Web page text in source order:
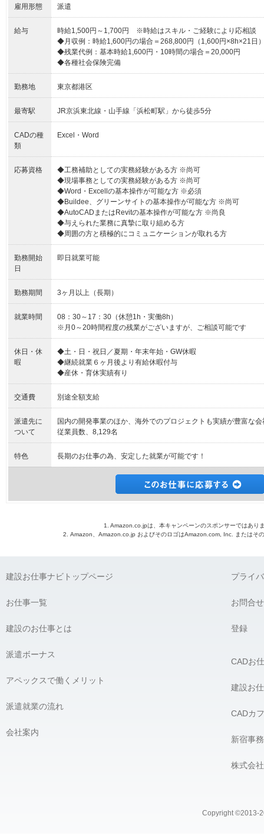
雇用形態 派遣
給与
時給1,500円～1,700円 ※時給はスキル・ご経験により応相談
◆月収例：時給1,600円の場合＝268,800円（1,600円×8h×21日
◆残業代例：基本時給1,600円・10時間の場合＝20,000円
◆各種社会保険完備
勤務地 東京都港区
最寄駅 JR京浜東北線・山手線「浜松町駅」から徒歩5分
CADの種
類
Excel・Word
応募資格
◆工務補助としての実務経験がある方 ※尚可
◆現場事務としての実務経験がある方 ※尚可
◆Word・Excellの基本操作が可能な方 ※必須
◆Buildee、グリーンサイトの基本操作が可能な方 ※尚可
◆AutoCADまたはRevitの基本操作が可能な方 ※尚良
◆与えられた業務に真摯に取り組める方
◆周囲の方と積極的にコミュニケーションが取れる方
勤務開始
日
即日就業可能
勤務期間 3ヶ月以上（長期）
就業時間
08：30～17：30（休憩1h・実働8h）
※月0～20時間程度の残業がございますが、ご相談可能です
休日・休
暇
◆土・日・祝日／夏期・年末年始・GW休暇
◆継続就業６ヶ月後より有給休暇付与
◆産休・育休実績有り
交通費 別途全額支給
派遣先に
ついて
国内の開発事業のほか、海外でのプロジェクトも実績が豊富な会
従業員数、8,129名
特色 長期のお仕事の為、安定した就業が可能です！
1. Amazon.co.jpは、本キャンペーンのスポンサーではあり
2. Amazon、Amazon.co.jp およびそのロゴはAmazon.com, Inc. またはそ
建設お仕事ナビトップページ
お仕事一覧
建設のお仕事とは
派遣ボーナス
アペックスで働くメリット
派遣就業の流れ
会社案内
プライ
お問合せ
登録
CADお
建設お
CADカ
新宿事
株式会
Copyright ©2013-